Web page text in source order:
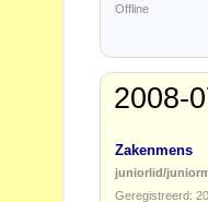
Offline
2008-
Zakenmens
juniorlid/
Geregistreerd: